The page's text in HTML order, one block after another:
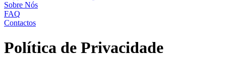
Sobre Nós
FAQ
Contactos
Política de Privacidade